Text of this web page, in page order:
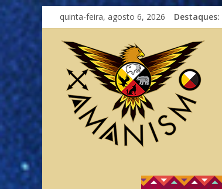
quinta-feira, agosto 6, 2026 Destaques: